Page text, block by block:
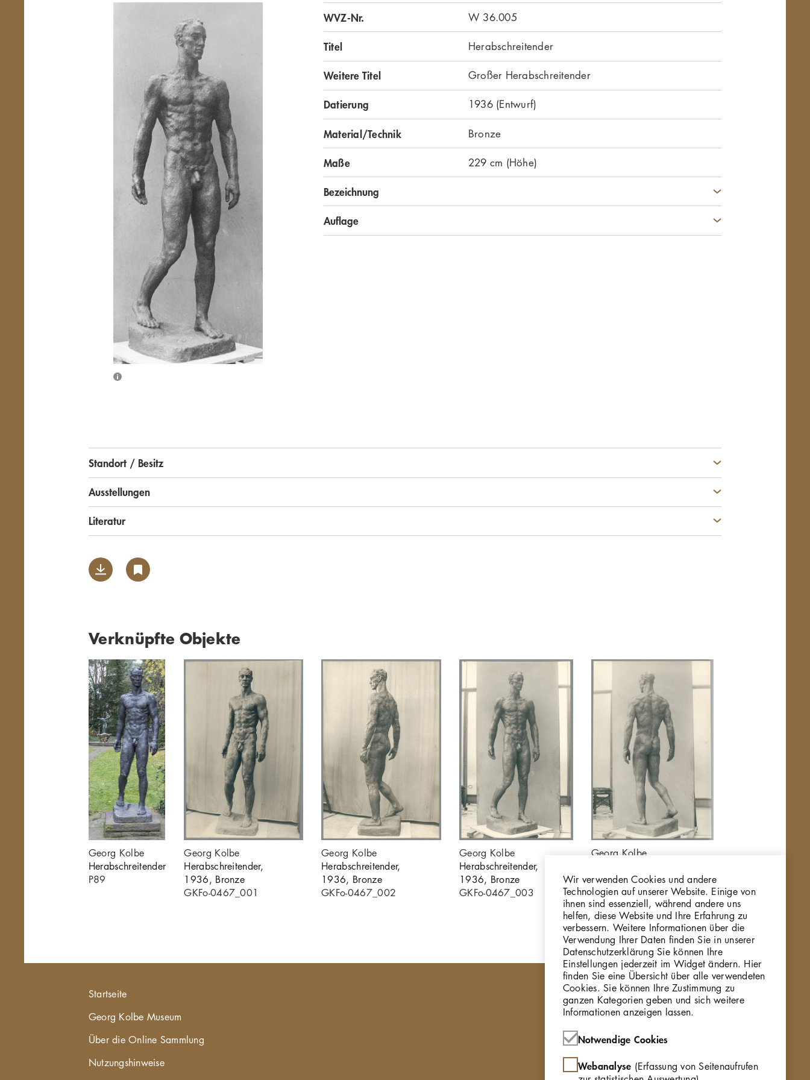
WVZ-Nr. W 36.005
Titel Herabschreitender
Weitere Titel Großer Herabschreitender
Datierung 1936 (Entwurf)
Material/Technik Bronze
Maße 229 cm (Höhe)
Bezeichnung
Auflage
Standort / Besitz
Ausstellungen
Literatur
Verknüpfte Objekte
Georg Kolbe
Herabschreitender
P89
Georg Kolbe
Herabschreitender,
1936, Bronze
GKFo-0467_001
Georg Kolbe
Herabschreitender,
1936, Bronze
GKFo-0467_002
Georg Kolbe
Herabschreitender,
1936, Bronze
GKFo-0467_003
Georg Kolbe
1936, Bronze
GKFo-0467_004
GKFo-0467_005
Hauptnavigation
Startseite
Georg Kolbe Museum
Über die Online Sammlung
Nutzungshinweise
Wir verwenden Cookies und andere
Technologien auf unserer Website. Einige von
ihnen sind essenziell, während andere uns
helfen, diese Website und Ihre Erfahrung zu
verbessern. Weitere Informationen über die
Verwendung Ihrer Daten finden Sie in unserer
Datenschutzerklärung Sie können Ihre
Einstellungen jederzeit im Widget ändern. Hier
finden Sie eine Übersicht über alle verwendeten
Cookies. Sie können Ihre Zustimmung zu
ganzen Kategorien geben und sich weitere
Informationen anzeigen lassen.
Notwendige Cookies
Webanalyse (Erfassung von Seitenaufrufen